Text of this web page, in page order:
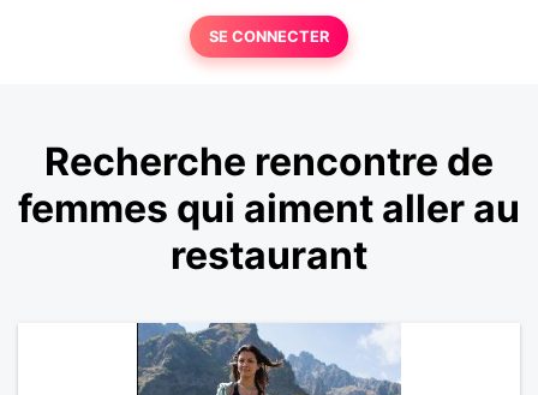
SE CONNECTER
Recherche rencontre de
femmes qui aiment aller au
restaurant